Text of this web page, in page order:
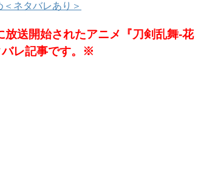
ネタバレあり＞
送開始されたアニメ『刀剣乱舞-花
バレ記事です。※